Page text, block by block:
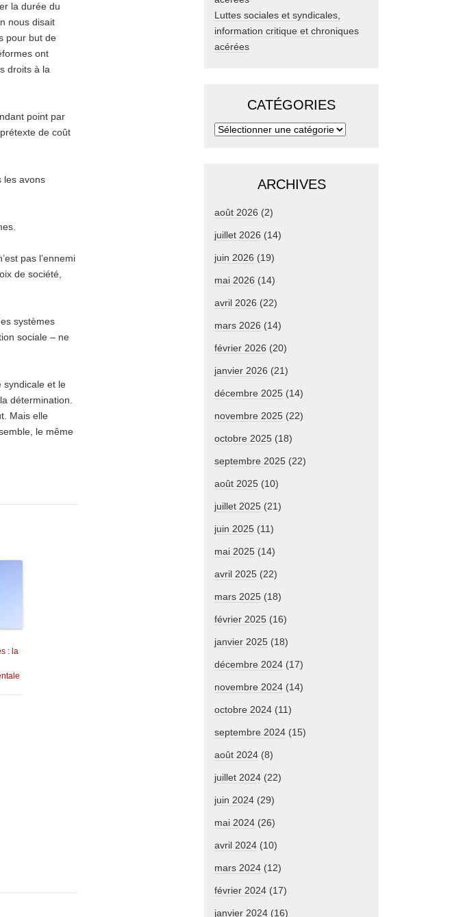
la durée du
nous disait
pour but de
ont
droits à la
point par
de coût
les avons
pas l’ennemi
de société,
systèmes
sociale – ne
syndicale et le
détermination.
Mais elle
le même
: la
Luttes sociales et syndicales,
information critique et chroniques
acérées
CATÉGORIES
ARCHIVES
août 2026 (2)
juillet 2026 (14)
juin 2026 (19)
mai 2026 (14)
avril 2026 (22)
mars 2026 (14)
février 2026 (20)
janvier 2026 (21)
décembre 2025 (14)
novembre 2025 (22)
octobre 2025 (18)
septembre 2025 (22)
août 2025 (10)
juillet 2025 (21)
juin 2025 (11)
mai 2025 (14)
avril 2025 (22)
mars 2025 (18)
février 2025 (16)
janvier 2025 (18)
décembre 2024 (17)
novembre 2024 (14)
octobre 2024 (11)
septembre 2024 (15)
août 2024 (8)
juillet 2024 (22)
juin 2024 (29)
mai 2024 (26)
avril 2024 (10)
mars 2024 (12)
février 2024 (17)
janvier 2024 (16)